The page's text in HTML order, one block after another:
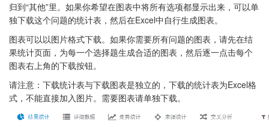
归到“其他”里。如果你希望在图表中将所有选项都显示出来，可以单
独下载这个问题的统计表，然后在Excel中自行生成图表。
图表可以以图片格式下载。如果你需要所有问题的图表，请先在结
果统计页面，为每一个选择题生成合适的图表，然后逐一点击每个
图表右上角的下载按钮。
请注意：下载统计表与下载图表是独立的，下载的统计表为Excel格
式，不能直接加入图片。需要图表请单独下载。